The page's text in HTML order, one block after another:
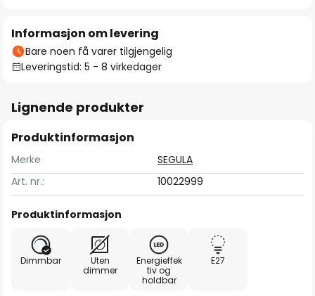
Informasjon om levering
Bare noen få varer tilgjengelig
Leveringstid: 5 - 8 virkedager
Lignende produkter
Produktinformasjon
Merke
SEGULA
Art. nr.:
10022999
Produktinformasjon
Dimmbar
Uten
dimmer
Energieffek
tiv og
holdbar
E27